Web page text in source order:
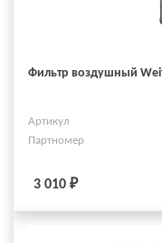
Фильтр воздушный
Артикул
Партномер
3 010 ₽